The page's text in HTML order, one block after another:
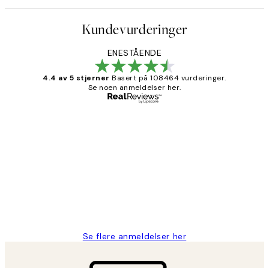
Kundevurderinger
ENESTÅENDE
4.4 av 5 stjerner Basert på 108464 vurderinger.
Se noen anmeldelser her.
Se flere anmeldelser her